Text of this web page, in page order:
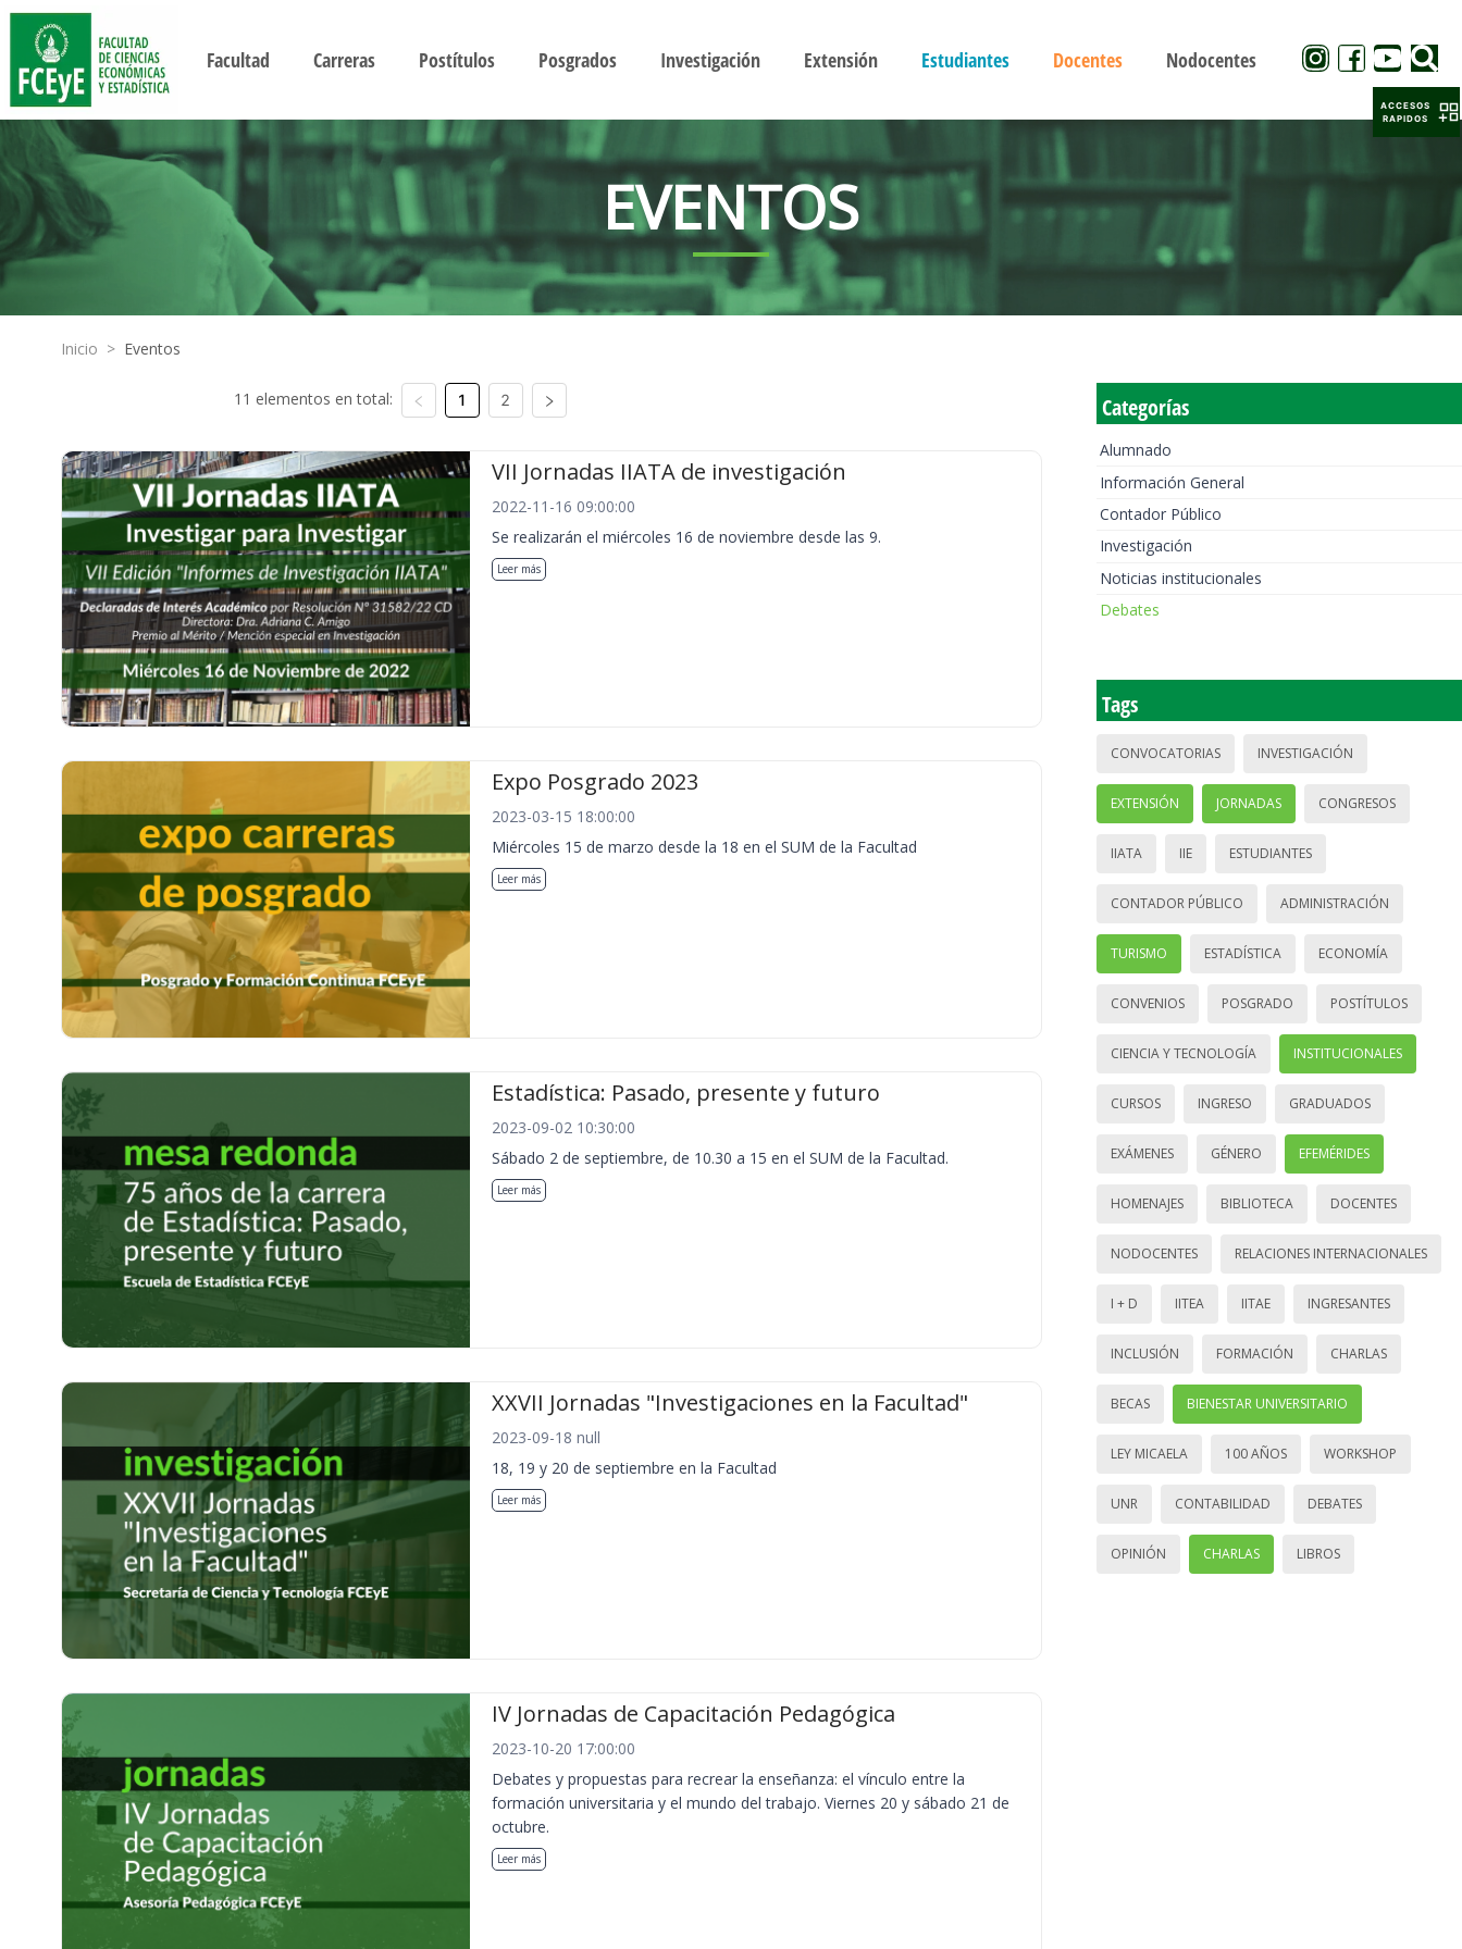
Facultad Carreras Postítulos Posgrados Investigación Extensión Estudiantes Docentes Nodocentes
EVENTOS
Inicio > Eventos
11 elementos en total: 1 2
VII Jornadas IIATA de investigación
2022-11-16 09:00:00
Se realizarán el miércoles 16 de noviembre desde las 9.
Leer más
Expo Posgrado 2023
2023-03-15 18:00:00
Miércoles 15 de marzo desde la 18 en el SUM de la Facultad
Leer más
Estadística: Pasado, presente y futuro
2023-09-02 10:30:00
Sábado 2 de septiembre, de 10.30 a 15 en el SUM de la Facultad.
Leer más
XXVII Jornadas "Investigaciones en la Facultad"
2023-09-18 null
18, 19 y 20 de septiembre en la Facultad
Leer más
IV Jornadas de Capacitación Pedagógica
2023-10-20 17:00:00
Debates y propuestas para recrear la enseñanza: el vínculo entre la
formación universitaria y el mundo del trabajo. Viernes 20 y sábado 21 de
octubre.
Leer más
Categorías
Alumnado
Información General
Contador Público
Investigación
Noticias institucionales
Debates
Tags
CONVOCATORIAS INVESTIGACIÓN
EXTENSIÓN JORNADAS CONGRESOS
IIATA IIE ESTUDIANTES
CONTADOR PÚBLICO ADMINISTRACIÓN
TURISMO ESTADÍSTICA ECONOMÍA
CONVENIOS POSGRADO POSTÍTULOS
CIENCIA Y TECNOLOGÍA INSTITUCIONALES
CURSOS INGRESO GRADUADOS
EXÁMENES GÉNERO EFEMÉRIDES
HOMENAJES BIBLIOTECA DOCENTES
NODOCENTES RELACIONES INTERNACIONALES
I + D IITEA IITAE INGRESANTES
INCLUSIÓN FORMACIÓN CHARLAS
BECAS BIENESTAR UNIVERSITARIO
LEY MICAELA 100 AÑOS WORKSHOP
UNR CONTABILIDAD DEBATES
OPINIÓN CHARLAS LIBROS
ACCESOS
RAPIDOS